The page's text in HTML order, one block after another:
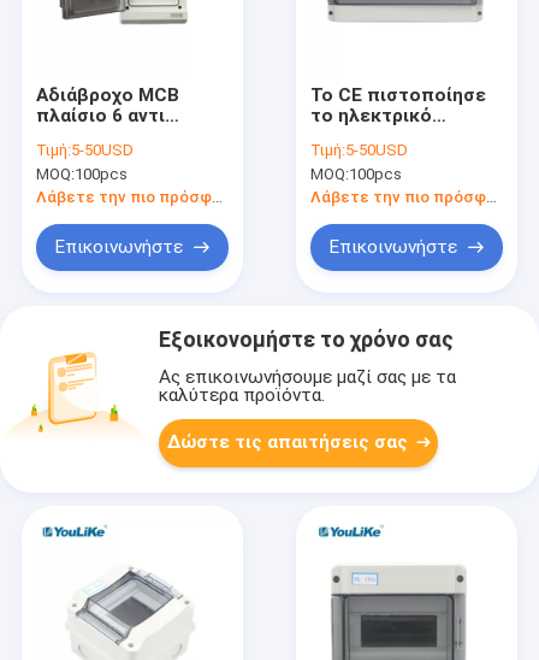
Αδιάβροχο MCB
πλαίσιο 6 αντι
τρόπος με την
πιστοποίηση
Συμβούλιο
Συνεργασίας
Τιμή:5-50USD
MOQ:100pcs
Λάβετε την πιο πρόσφατη τιμή
Επικοινωνήστε
Το CE πιστοποίησε
το ηλεκτρικό
τρόπων για την
κατοικία Shell
διακοπτών
Τιμή:5-50USD
MOQ:100pcs
Λάβετε την πιο πρόσφατη τιμή
Επικοινωνήστε
Εξοικονομήστε το χρόνο σας
Ας επικοινωνήσουμε μαζί σας με τα
καλύτερα προϊόντα.
Δώστε τις απαιτήσεις σας